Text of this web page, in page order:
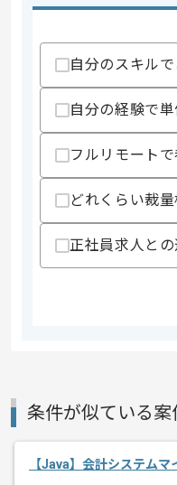
精算・お支払い
その他募集要項
自分のスキル
自分の経験で
フルリモート
どれくらい裁
正社員求人との
条件が似ている案
【Java】会計システム